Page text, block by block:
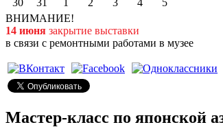
ВНИМАНИЕ!
14 июня закрытие выставки
в связи с ремонтными работами в музее
Мастер-класс по японской